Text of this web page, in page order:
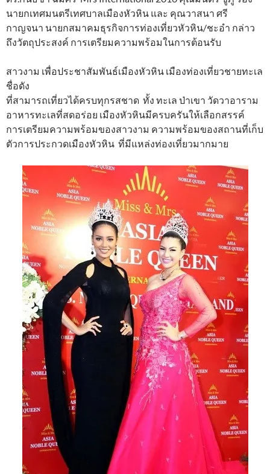
นายกเทศมนตรีเทศบาลเมืองหัวหิน และ คุณวาสนา ศรี
กาญจนา นายกสมาคมธุรกิจการท่องเที่ยวหัวหิน/ชะอำ กล่าว
ถึงวัตถุประสงค์ การเตรียมความพร้อมในการต้อนรับ
สาวงาม เพื่อประชาสัมพันธ์เมืองหัวหิน เมืองท่องเที่ยวชายทะเล
ชื่อดัง
ที่สามารถเที่ยวได้ครบทุกรสชาด ทั้ง ทะเล ป่าเขา วัดวาอาราม
อาหารทะเลที่สดอร่อย เมืองหัวหินมีครบครันให้เลือกสรรค์
การเตรียมความพร้อมของสาวงาม ความพร้อมของสถานที่เก็บ
ตัวการประกวดเมืองหัวหิน ที่มีแหล่งท่องเที่ยวมากมาย